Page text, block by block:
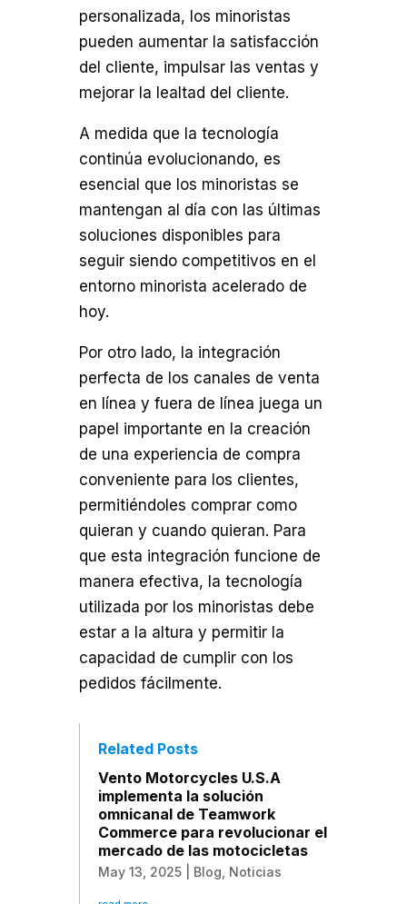
personalizada, los minoristas
pueden aumentar la satisfacción
del cliente, impulsar las ventas y
mejorar la lealtad del cliente.
A medida que la tecnología
continúa evolucionando, es
esencial que los minoristas se
mantengan al día con las últimas
soluciones disponibles para
seguir siendo competitivos en el
entorno minorista acelerado de
hoy.
Por otro lado, la integración
perfecta de los canales de venta
en línea y fuera de línea juega un
papel importante en la creación
de una experiencia de compra
conveniente para los clientes,
permitiéndoles comprar como
quieran y cuando quieran. Para
que esta integración funcione de
manera efectiva, la tecnología
utilizada por los minoristas debe
estar a la altura y permitir la
capacidad de cumplir con los
pedidos fácilmente.
Related Posts
Vento Motorcycles U.S.A
implementa la solución
omnicanal de Teamwork
Commerce para revolucionar el
mercado de las motocicletas
May 13, 2025 Blog Noticias